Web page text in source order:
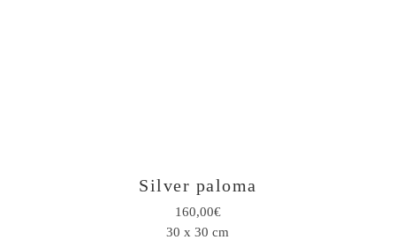
Silver paloma
160,00€
30 x 30 cm